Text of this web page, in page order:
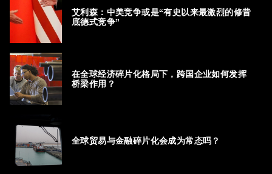
艾利森：中美竞争或是“有史以来最激烈的修昔
底德式竞争”
在全球经济碎片化格局下，跨国企业如何发挥
桥梁作用？
全球贸易与金融碎片化会成为常态吗？